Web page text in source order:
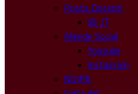
Posta Docenti
@ .IT
Allende Social
Youtube
Instagram
NOIPA